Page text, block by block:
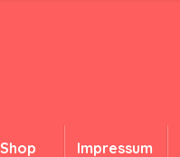
Shop Impressum